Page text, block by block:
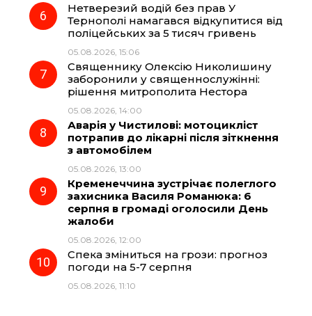
Нетверезий водій без прав У
Тернополі намагався відкупитися від
поліцейських за 5 тисяч гривень
05.08.2026, 15:06
Священнику Олексію Николишину
заборонили у священнослужінні:
рішення митрополита Нестора
05.08.2026, 14:00
Аварія у Чистилові: мотоцикліст
потрапив до лікарні після зіткнення
з автомобілем
05.08.2026, 13:00
Кременеччина зустрічає полеглого
захисника Василя Романюка: 6
серпня в громаді оголосили День
жалоби
05.08.2026, 12:00
Спека зміниться на грози: прогноз
погоди на 5-7 серпня
05.08.2026, 11:10